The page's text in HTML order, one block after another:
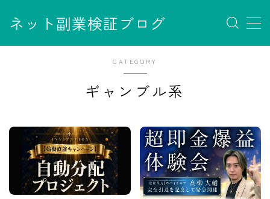
ネット副業検証ブログ
MENU
デモプリセット記事 #7
プライバシーポリシー
免責事項
利用規約／特定商取引法に基づく表記
有料記事の決済完了ページ
運営者情報
CATEGORY
ギャンブル系